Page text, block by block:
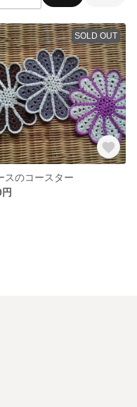
SOLD OUT
スのコースター